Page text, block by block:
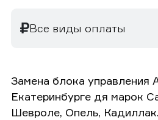
Все виды оплаты
Замена блока управления
Екатеринбурге дя марок
Шевроле, Опель,